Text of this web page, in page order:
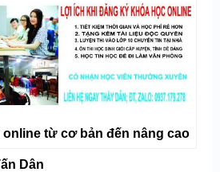
online từ cơ bản đến nâng cao
Dân